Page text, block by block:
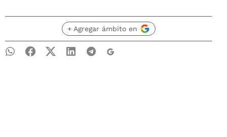
+ Agregar ámbito en